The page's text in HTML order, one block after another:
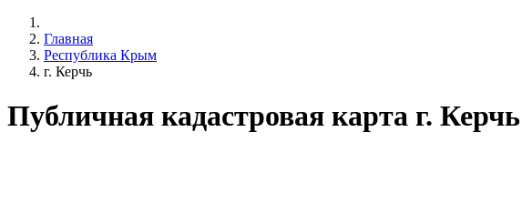
Главная
Республика Крым
г. Керчь
Публичная кадастровая карта г. Керчь